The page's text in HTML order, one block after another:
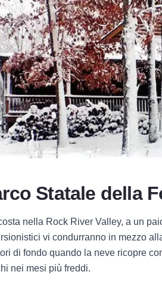
Statale della
nella Rock River Valley, a un
vi condurranno in mezzo
di fondo quando la neve ricopre
nei mesi più freddi.